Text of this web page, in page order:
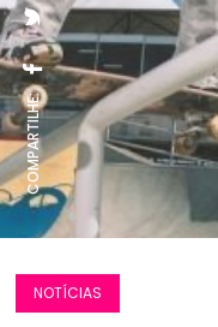
COMPARTILHE:
NOTÍCIAS